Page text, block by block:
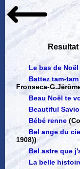
Le bas de Noël
Battez tam-
Fronseca-
Beau Noël te
Beautiful
Bébé renne
Bel ange du
1908))
Bel astre que
La belle